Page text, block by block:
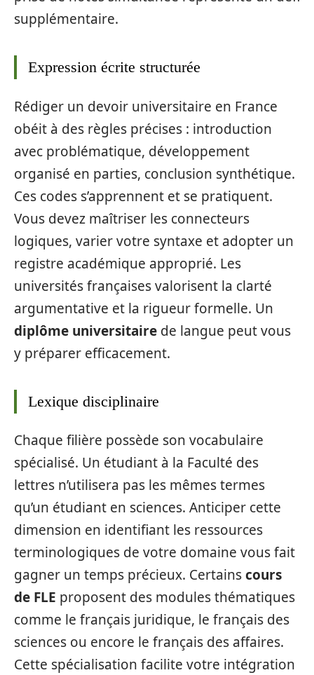
supplémentaire.
Expression écrite structurée
Rédiger un devoir universitaire en France
obéit à des règles précises : introduction
avec problématique, développement
organisé en parties, conclusion synthétique.
Ces codes s’apprennent et se pratiquent.
Vous devez maîtriser les connecteurs
logiques, varier votre syntaxe et adopter un
registre académique approprié. Les
universités françaises valorisent la clarté
argumentative et la rigueur formelle. Un
diplôme universitaire de langue peut vous
y préparer efficacement.
Lexique disciplinaire
Chaque filière possède son vocabulaire
spécialisé. Un étudiant à la Faculté des
lettres n’utilisera pas les mêmes termes
qu’un étudiant en sciences. Anticiper cette
dimension en identifiant les ressources
terminologiques de votre domaine vous fait
gagner un temps précieux. Certainscours
de FLE proposent des modules thématiques
comme le français juridique, le français des
sciences ou encore le français des affaires.
Cette spécialisation facilite votre intégration